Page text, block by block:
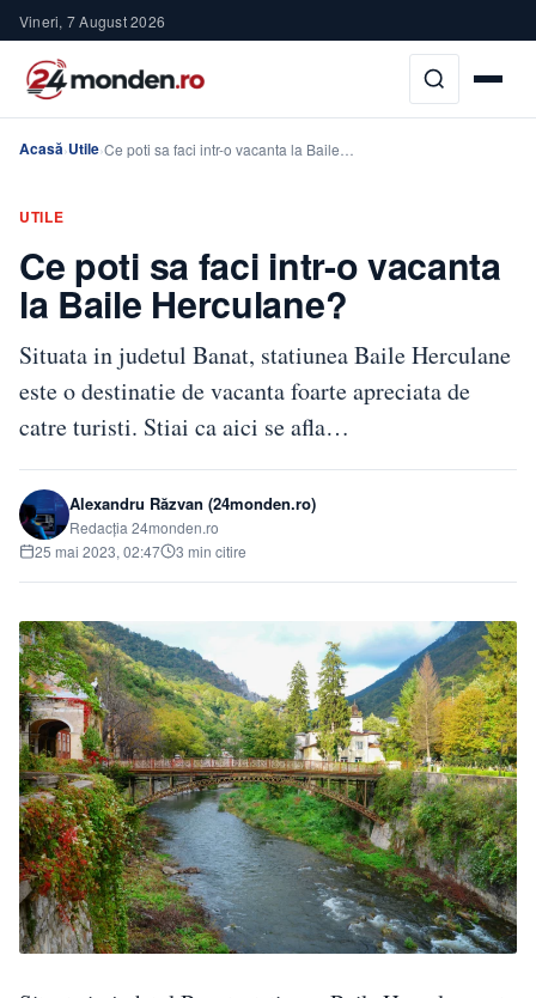
Vineri, 7 August 2026
Acasă›Utile›Ce poti sa faci intr-o vacanta la Baile…
UTILE
Ce poti sa faci intr-o vacanta
la Baile Herculane?
Situata in judetul Banat, statiunea Baile Herculane
este o destinatie de vacanta foarte apreciata de
catre turisti. Stiai ca aici se afla…
Alexandru Răzvan (24monden.ro)
Redacția 24monden.ro
25 mai 2023, 02:47
3 min citire